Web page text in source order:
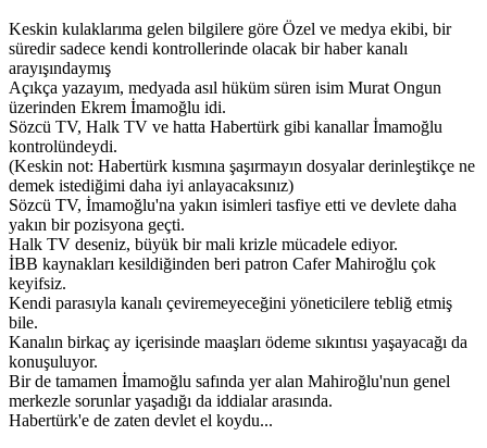
Keskin kulaklarıma gelen bilgilere göre Özel ve medya ekibi, bir
süredir sadece kendi kontrollerinde olacak bir haber kanalı
arayışındaymış
Açıkça yazayım, medyada asıl hüküm süren isim Murat Ongun
üzerinden Ekrem İmamoğlu idi.
Sözcü TV, Halk TV ve hatta Habertürk gibi kanallar İmamoğlu
kontrolündeydi.
(Keskin not: Habertürk kısmına şaşırmayın dosyalar derinleştikçe ne
demek istediğimi daha iyi anlayacaksınız)
Sözcü TV, İmamoğlu'na yakın isimleri tasfiye etti ve devlete daha
yakın bir pozisyona geçti.
Halk TV deseniz, büyük bir mali krizle mücadele ediyor.
İBB kaynakları kesildiğinden beri patron Cafer Mahiroğlu çok
keyifsiz.
Kendi parasıyla kanalı çeviremeyeceğini yöneticilere tebliğ etmiş
bile.
Kanalın birkaç ay içerisinde maaşları ödeme sıkıntısı yaşayacağı da
konuşuluyor.
Bir de tamamen İmamoğlu safında yer alan Mahiroğlu'nun genel
merkezle sorunlar yaşadığı da iddialar arasında.
Habertürk'e de zaten devlet el koydu...